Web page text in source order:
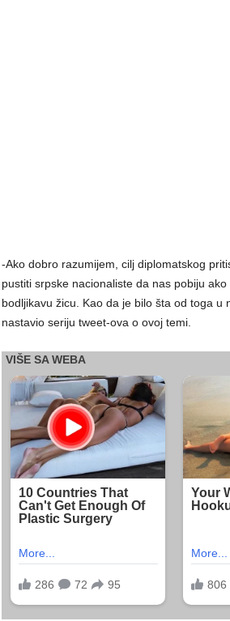
-Ako dobro razumijem, cilj diplomatskog
pustiti srpske nacionaliste da nas pobiju
bodljikavu žicu. Kao da je bilo šta od toga
nastavio seriju tweet-ova o ovoj temi.